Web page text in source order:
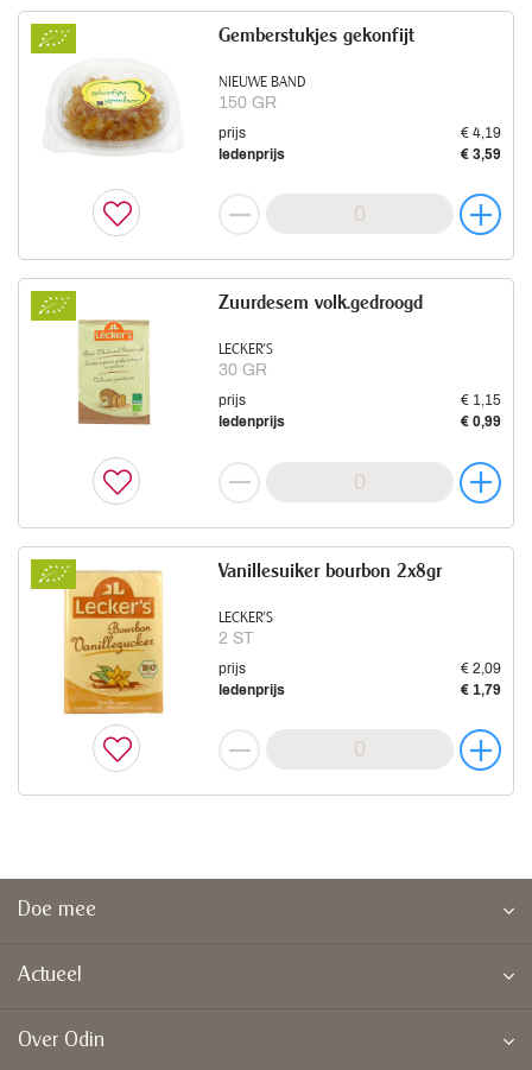
NIEUWE BAND
150 GR
Gemberstukjes gekonfijt
prijs
€ 4,19
ledenprijs
€ 3,59
LECKER'S
30 GR
Zuurdesem volk.gedroogd
prijs
€ 1,15
ledenprijs
€ 0,99
LECKER'S
2 ST
Vanillesuiker bourbon 2x8gr
prijs
€ 2,09
ledenprijs
€ 1,79
Doe mee
Actueel
Over Odin